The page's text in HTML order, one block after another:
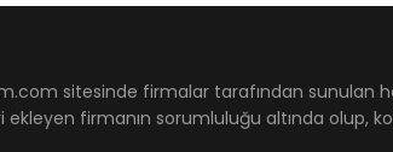
sitesinde firmalar tarafından sunulan
ekleyen firmanın sorumluluğu altında olup,